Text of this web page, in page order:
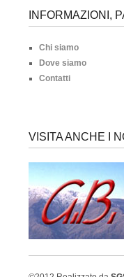
INFORMAZIONI,
Chi siamo
Dove siamo
Contatti
VISITA ANCHE I